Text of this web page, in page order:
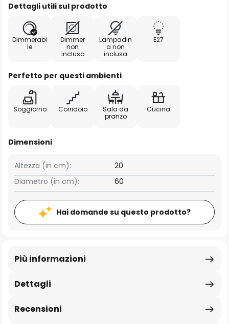
Dettagli utili sul prodotto
Dimmerabi
le
Dimmer
non
incluso
Lampadin
a non
inclusa
E27
Perfetto per questi ambienti
Soggiorno Corridoio
Sala da
pranzo
Cucina
Dimensioni
Altezza (in cm):
20
Diametro (in cm):
60
Hai domande su questo prodotto?
Dettagli
Più informazioni
Recensioni